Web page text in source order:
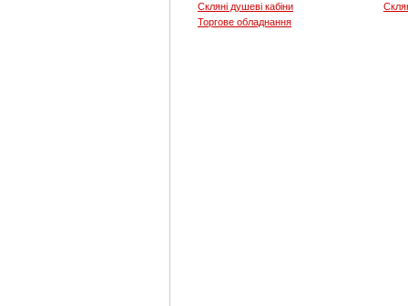
Скляні душеві кабіни
Торгове обладнання